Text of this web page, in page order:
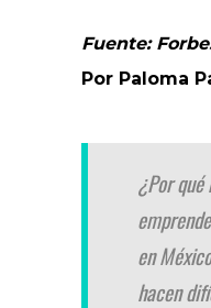
Fuente:
Por Paloma
¿Por
en
hacen